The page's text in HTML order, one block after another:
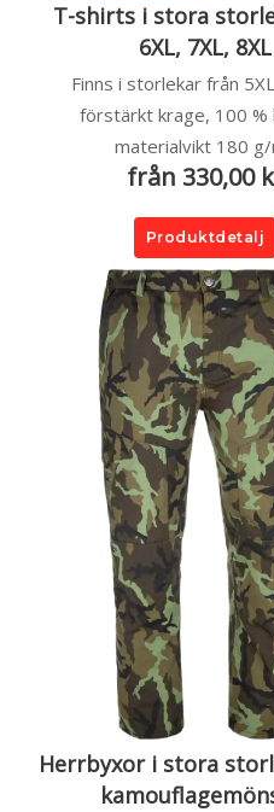
T-shirts i stora
6XL, 7XL, 8XL
Finns i storlekar från
förstärkt krage, 100 %
materialvikt 180 g/
från 330,00
Produktdetalj
Herrbyxor i stora